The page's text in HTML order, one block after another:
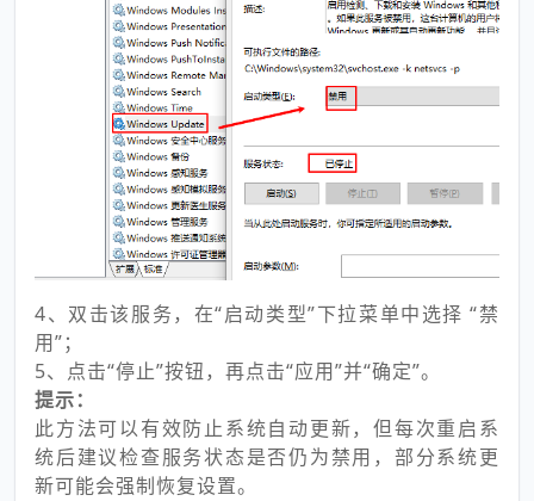
4、双击该服务，在“启动类型”下拉菜单中选择 “禁
用”；
5、点击“停止”按钮，再点击“应用”并“确定”。
提示：
此方法可以有效防止系统自动更新，但每次重启系
统后建议检查服务状态是否仍为禁用，部分系统更
新可能会强制恢复设置。